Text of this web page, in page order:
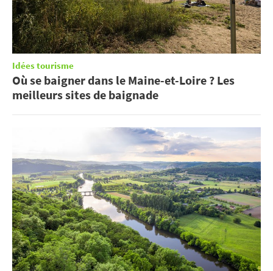
Idées tourisme
Où se baigner dans le Maine-et-Loire ? Les
meilleurs sites de baignade